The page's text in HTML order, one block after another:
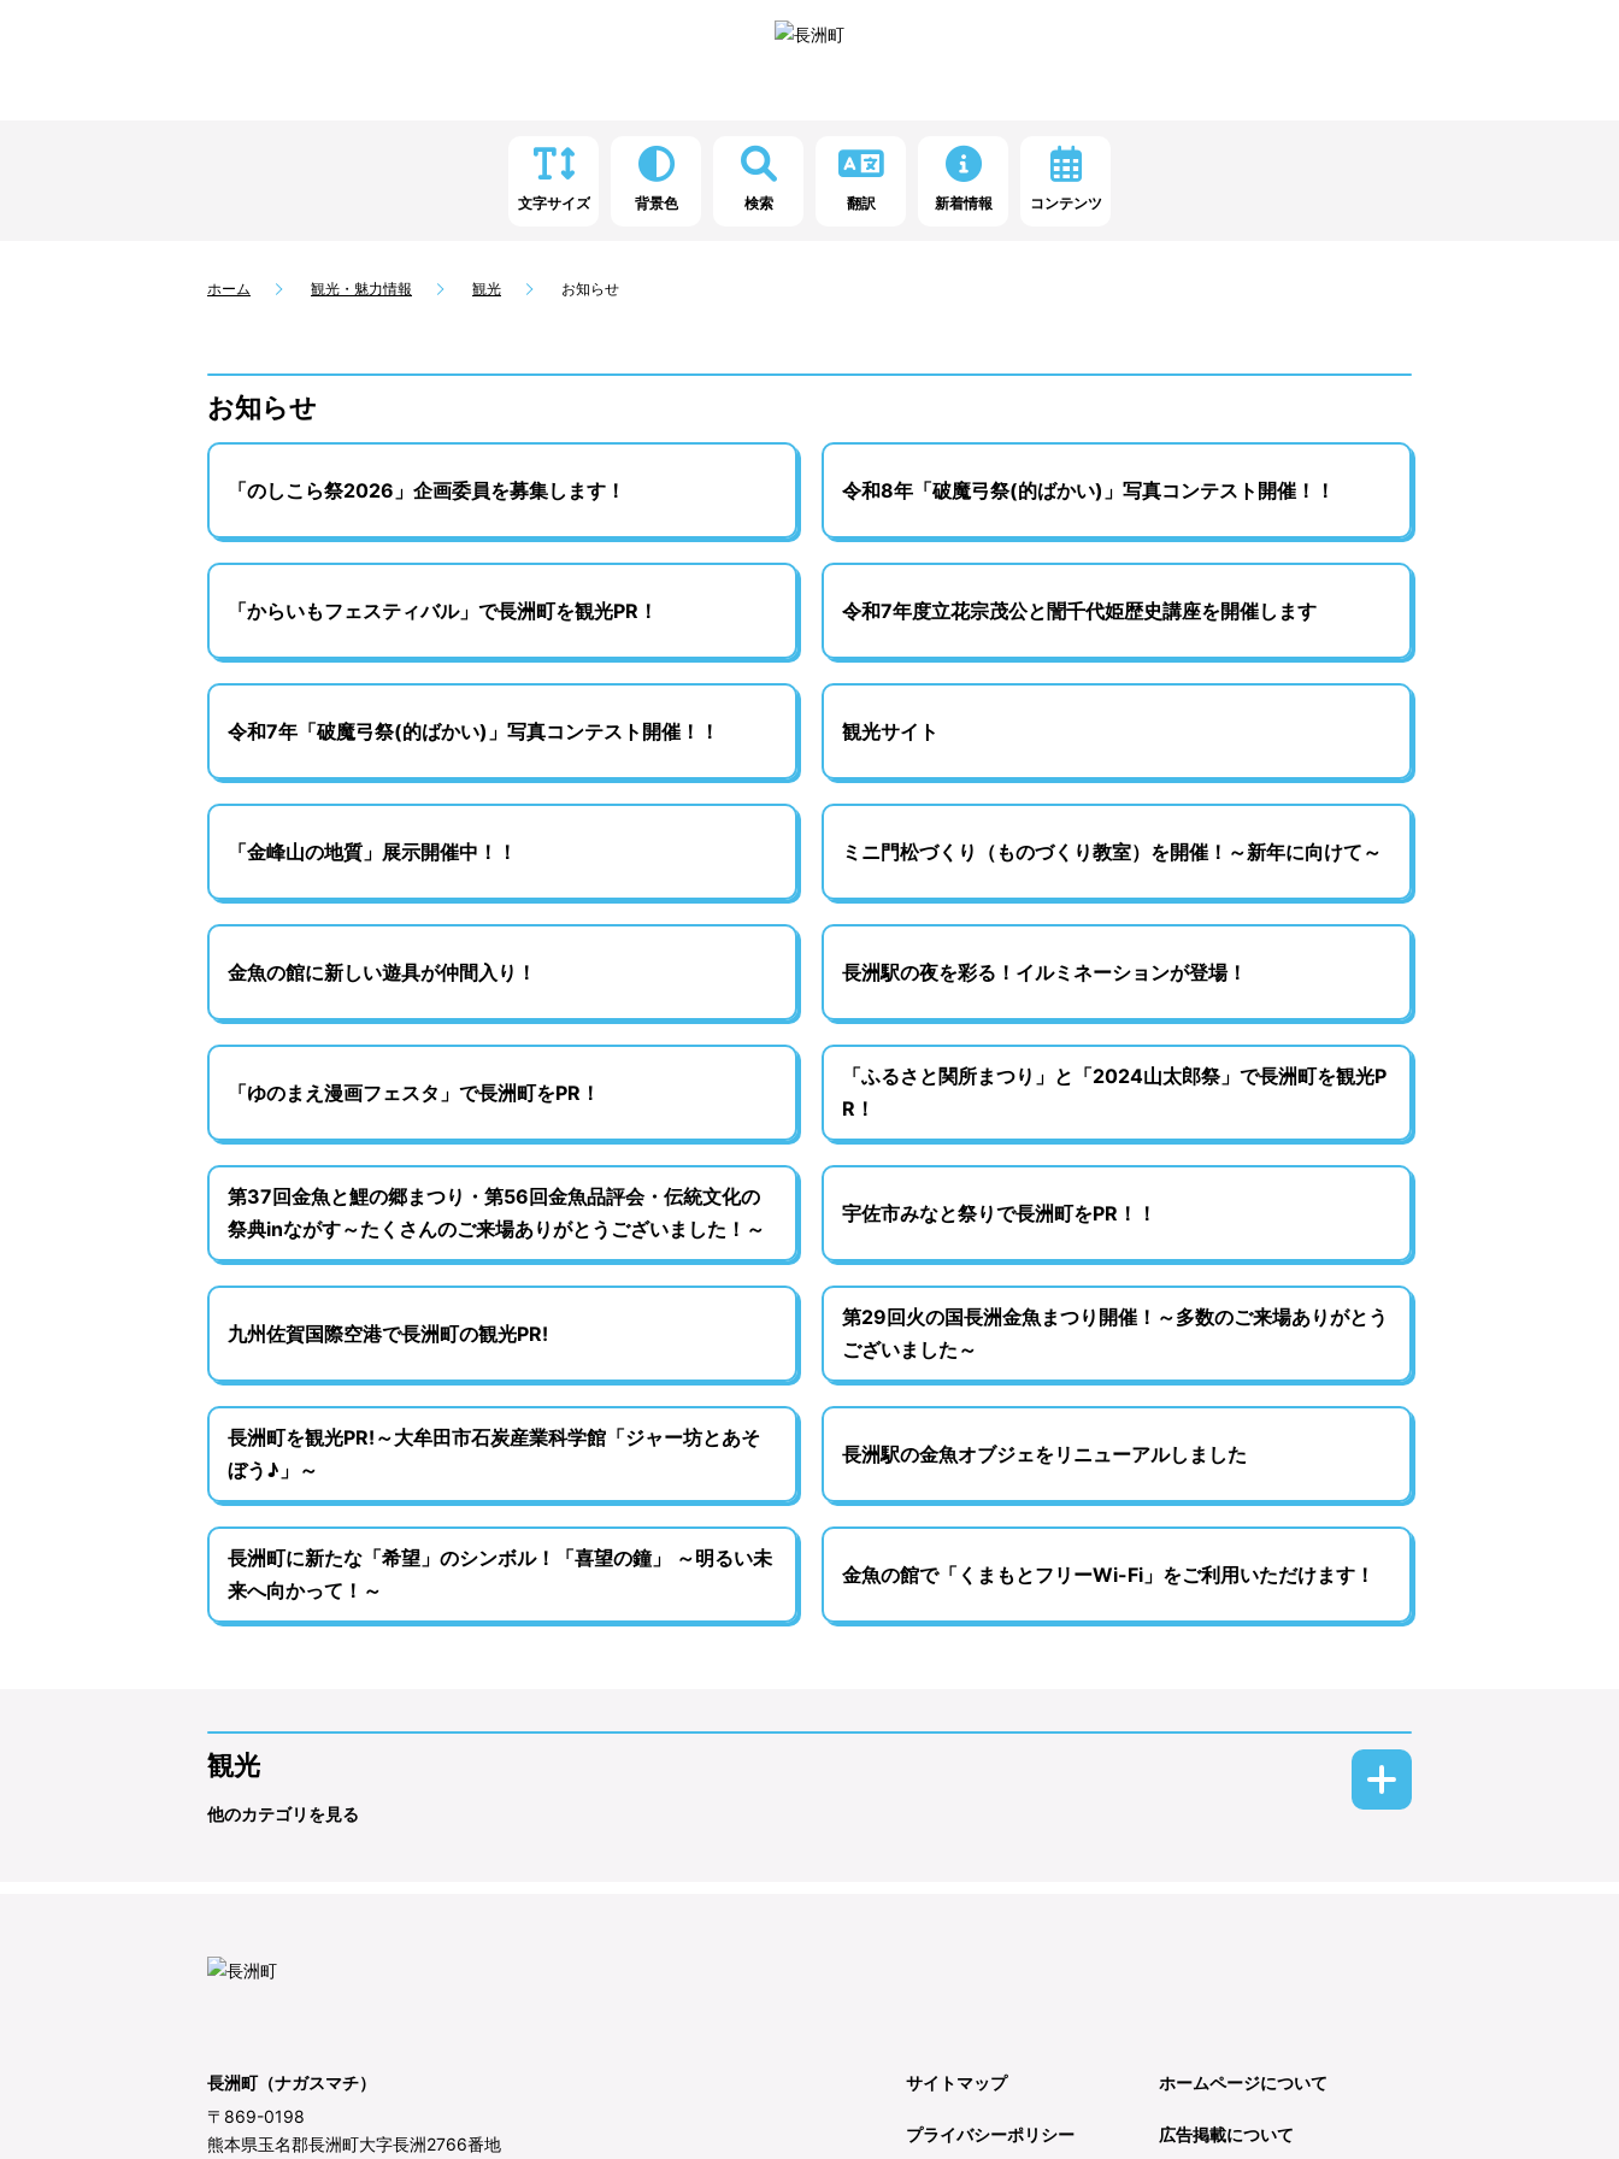
文字サイズ 背景色 検索 翻訳 新着情報 コンテンツ
ホーム 観光・魅力情報 観光 お知らせ
お知らせ
「のしこら祭2026」企画委員を募集します！ 令和8年「破魔弓祭(的ばかい)」写真コンテスト開催！！
「からいもフェスティバル」で長洲町を観光PR！ 令和7年度立花宗茂公と誾千代姫歴史講座を開催します
令和7年「破魔弓祭(的ばかい)」写真コンテスト開催！！ 観光サイト
「金峰山の地質」展示開催中！！ ミニ門松づくり（ものづくり教室）を開催！～新年に向けて～
金魚の館に新しい遊具が仲間入り！ 長洲駅の夜を彩る！イルミネーションが登場！
「ゆのまえ漫画フェスタ」で長洲町をPR！
「ふるさと関所まつり」と「2024山太郎祭」で長洲町を観光P
R！
第37回金魚と鯉の郷まつり・第56回金魚品評会・伝統文化の
祭典inながす～たくさんのご来場ありがとうございました！～
宇佐市みなと祭りで長洲町をPR！！
九州佐賀国際空港で長洲町の観光PR!
第29回火の国長洲金魚まつり開催！～多数のご来場ありがとう
ございました～
長洲町を観光PR!～大牟田市石炭産業科学館「ジャー坊とあそ
ぼう♪」～
長洲駅の金魚オブジェをリニューアルしました
長洲町に新たな「希望」のシンボル！「喜望の鐘」 ～明るい未
来へ向かって！～
金魚の館で「くまもとフリーWi-Fi」をご利用いただけます！
観光
他のカテゴリを見る
長洲町（ナガスマチ）
〒869-0198
熊本県玉名郡長洲町大字長洲2766番地
サイトマップ ホームページについて
プライバシーポリシー 広告掲載について